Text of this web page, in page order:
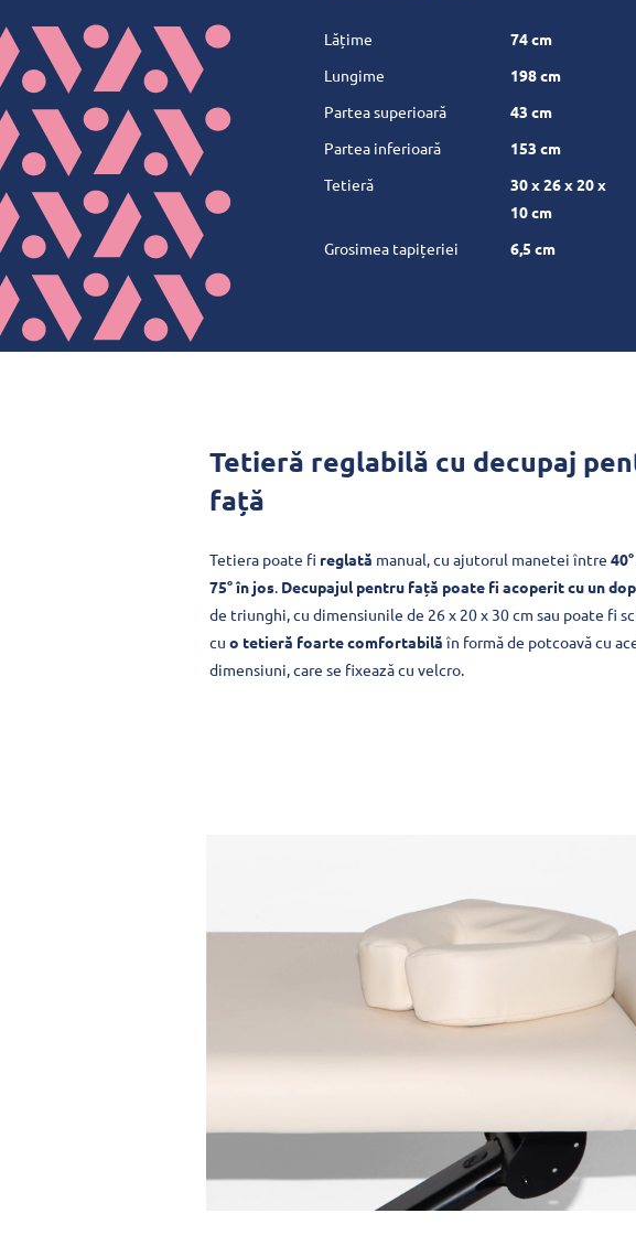
Lățime
74 cm
Lungime
198 cm
Partea superioară
43 cm
Partea inferioară
153 cm
Tetieră
30 x 26 x 20 x
10 cm
Grosimea tapițeriei
6,5 cm
Tetieră reglabilă cu decupaj
față
Tetiera poate fi reglată manual, cu ajutorul manetei între
75° în jos. Decupajul pentru față poate fi acoperit cu un dop
de triunghi, cu dimensiunile de 26 x 20 x 30 cm sau poate fi
cu o tetieră foarte comfortabilă în formă de potcoavă cu
dimensiuni, care se fixează cu velcro.